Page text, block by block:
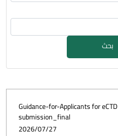
بحث
Guidance-for-Applicants for eCTD
submission_final
2026/07/27